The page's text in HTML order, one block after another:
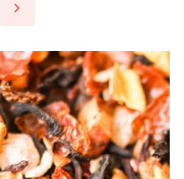
NASTĘPNE PRODUKTY